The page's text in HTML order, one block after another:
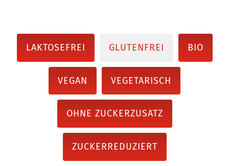
LAKTOSEFREI GLUTENFREI BIO
VEGAN VEGETARISCH
OHNE ZUCKERZUSATZ
ZUCKERREDUZIERT